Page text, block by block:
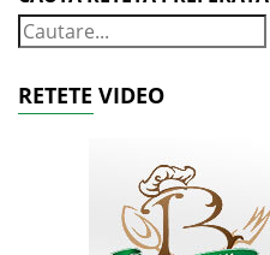
RETETE VIDEO